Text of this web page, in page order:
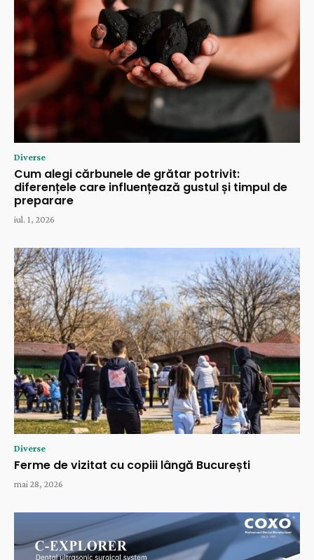
Diverse
Cum alegi cărbunele de grătar potrivit:
diferențele care influențează gustul și timpul de
preparare
iul. 1, 2026
Diverse
Ferme de vizitat cu copiii lângă București
mai 28, 2026